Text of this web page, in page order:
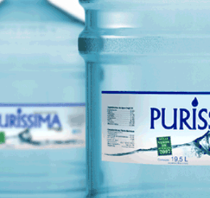
Aguas Puríssima